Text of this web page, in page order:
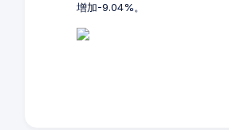
增加-9.04%。